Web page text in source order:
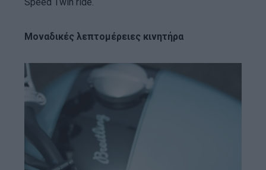
Μοναδικές λεπτομέρειες κινητήρα